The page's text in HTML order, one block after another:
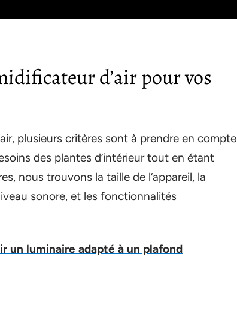
d’air pour vos
plusieurs critères sont à prendre en compte
des plantes d’intérieur tout en étant
nous trouvons la taille de l’appareil, la
sonore, et les fonctionnalités
un luminaire adapté à un plafond